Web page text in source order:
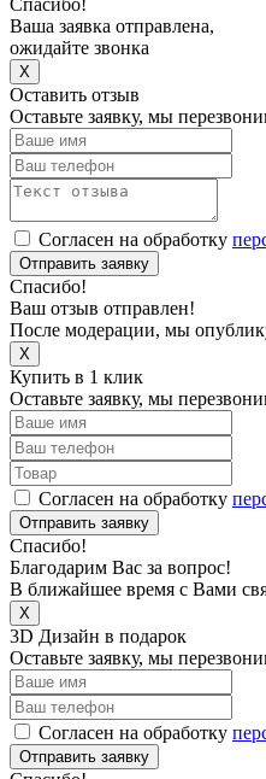
Спасибо!
Ваша заявка отправлена,
ожидайте звонка
X
Оставить отзыв
Оставьте заявку, мы
Согласен на обработку
Отправить заявку
Спасибо!
Ваш отзыв отправлен!
После модерации, мы
X
Купить в 1 клик
Оставьте заявку, мы
Согласен на обработку
Отправить заявку
Спасибо!
Благодарим Вас за вопрос!
В ближайшее время с Вами
X
3D Дизайн в подарок
Оставьте заявку, мы
Согласен на обработку
Отправить заявку